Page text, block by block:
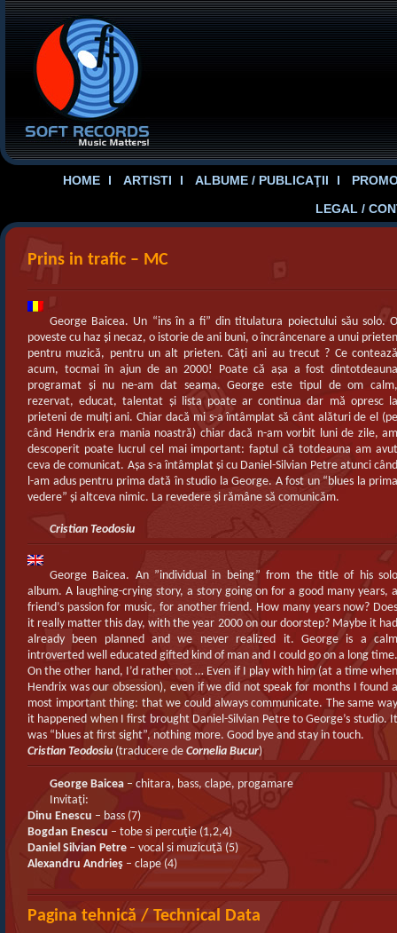
HOME ARTISTI ALBUME / PUBLICAŢII
LEGAL /
Prins in trafic – MC
George Baicea. Un “ins în a fi” din titulatura poiectului său solo. O
poveste cu haz şi necaz, o istorie de ani buni, o încrâncenare a unui prieten
pentru muzică, pentru un alt prieten. Câţi ani au trecut ? Ce contează
acum, tocmai în ajun de an 2000! Poate că aşa a fost dintotdeauna
programat şi nu ne-am dat seama. George este tipul de om calm,
rezervat, educat, talentat şi lista poate ar continua dar mă opresc la
prieteni de mulţi ani. Chiar dacă mi s-a întâmplat să cânt alături de el (pe
când Hendrix era mania noastră) chiar dacă n-am vorbit luni de zile, am
descoperit poate lucrul cel mai important: faptul că totdeauna am avut
ceva de comunicat. Aşa s-a întâmplat şi cu Daniel-Silvian Petre atunci când
l-am adus pentru prima dată în studio la George. A fost un “blues la prima
vedere” şi altceva nimic. La revedere şi rămâne să comunicăm.
Cristian Teodosiu
George Baicea. An ”individual in being” from the title of his solo
album. A laughing-crying story, a story going on for a good many years, a
friend’s passion for music, for another friend. How many years now? Does
it really matter this day, with the year 2000 on our doorstep? Maybe it had
already been planned and we never realized it. George is a calm
introverted well educated gifted kind of man and I could go on a long time.
On the other hand, I’d rather not … Even if I play with him (at a time when
Hendrix was our obsession), even if we did not speak for months I found a
most important thing: that we could always communicate. The same way
it happened when I first brought Daniel-Silvian Petre to George’s studio. It
was “blues at first sight”, nothing more. Good bye and stay in touch.
Cristian Teodosiu (traducere de Cornelia Bucur)
George Baicea – chitara, bass, clape, progamare
Invitaţi:
Dinu Enescu – bass (7)
Bogdan Enescu – tobe si percuţie (1,2,4)
Daniel Silvian Petre – vocal si muzicuţă (5)
Alexandru Andrieş – clape (4)
Pagina tehnică / Technical Data